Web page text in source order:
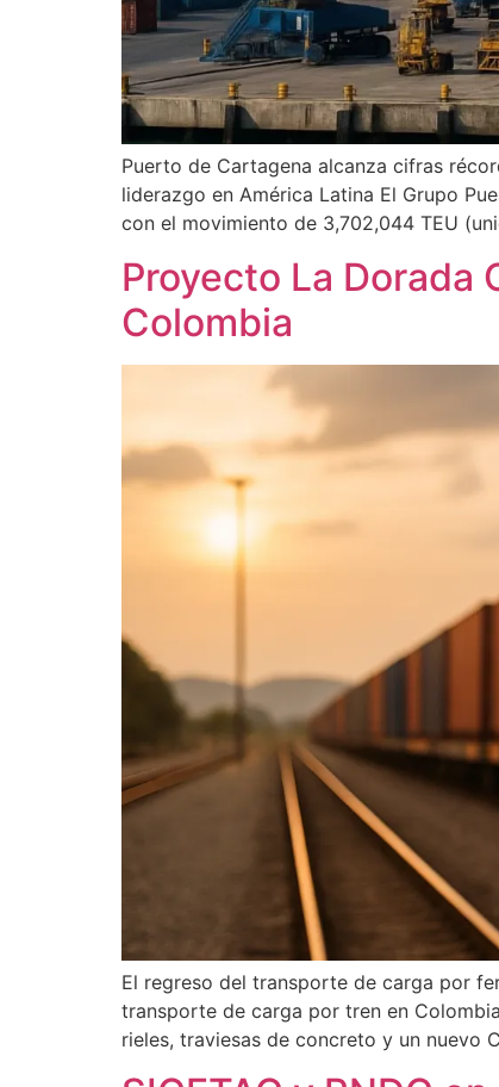
Puerto de Cartagena alcanza cifras
liderazgo en América Latina El Grupo
con el movimiento de 3,702,044 TEU
Proyecto La Dorada
Colombia
El regreso del transporte de carga por
transporte de carga por tren en
rieles, traviesas de concreto y un nuevo